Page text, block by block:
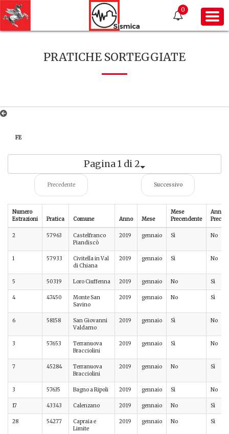
0
PRATICHE SORTEGGIATE
FE
Pagina 1 di 2
Precedente Successivo
Numero
Estrazioni
Pratica Comune Anno Mese
Mese
Precendente
Anno
2 57963
Castelfranco
Piandiscò
2019 gennaio Sì No
1 57933
Civitella in Val
di Chiana
2019 gennaio Sì No
5 50319 Loro Ciuffenna 2019 gennaio No Sì
4 47450
Monte San
Savino
2019 gennaio No Sì
6 58158
San Giovanni
Valdarno
2019 gennaio Sì No
3 57653
Terranuova
Bracciolini
2019 gennaio Sì No
7 45284
Terranuova
Bracciolini
2019 gennaio No Sì
3 57635 Bagno a Ripoli 2019 gennaio Sì No
17 43343 Calenzano 2019 gennaio No Sì
28 54277
Capraia e
Limite
2019 gennaio No Sì